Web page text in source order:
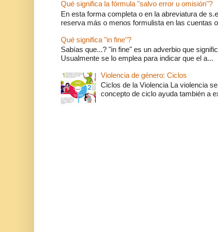
Qué significa la fórmula "salvo error u omisión"?
En esta forma completa o en la abreviatura de
reserva más o menos formulista en las cuentas
Qué significa "in fine"?
Sabías que...? "in fine" es un adverbio que
Usualmente se lo emplea para indicar que el a...
Violencia de género: Ciclos
Ciclos de la Violencia La violencia
concepto de ciclo ayuda también a